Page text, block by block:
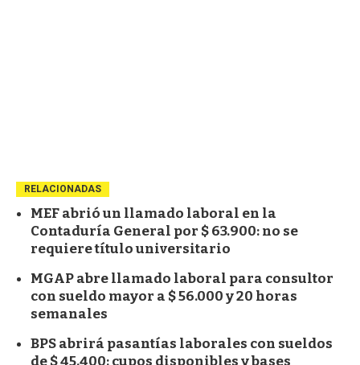
RELACIONADAS
MEF abrió un llamado laboral en la
Contaduría General por $ 63.900: no se
requiere título universitario
MGAP abre llamado laboral para consultor
con sueldo mayor a $ 56.000 y 20 horas
semanales
BPS abrirá pasantías laborales con sueldos
de $ 45.400: cupos disponibles y bases